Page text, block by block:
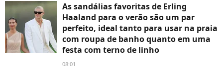
As sandálias favoritas de Erling
Haaland para o verão são um par
perfeito, ideal tanto para usar na praia
com roupa de banho quanto em uma
festa com terno de linho
08:01